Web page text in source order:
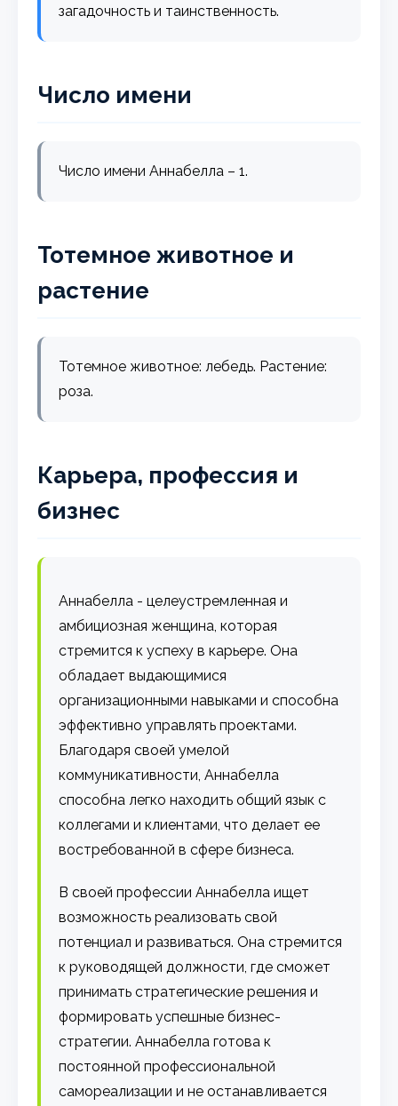
загадочность и таинственность.
Число имени
Число имени Аннабелла – 1.
Тотемное животное и
растение
Тотемное животное: лебедь. Растение:
роза.
Карьера, профессия и
бизнес
Аннабелла - целеустремленная и
амбициозная женщина, которая
стремится к успеху в карьере. Она
обладает выдающимися
организационными навыками и способна
эффективно управлять проектами.
Благодаря своей умелой
коммуникативности, Аннабелла
способна легко находить общий язык с
коллегами и клиентами, что делает ее
востребованной в сфере бизнеса.
В своей профессии Аннабелла ищет
возможность реализовать свой
потенциал и развиваться. Она стремится
к руководящей должности, где сможет
принимать стратегические решения и
формировать успешные бизнес-
стратегии. Аннабелла готова к
постоянной профессиональной
самореализации и не останавливается